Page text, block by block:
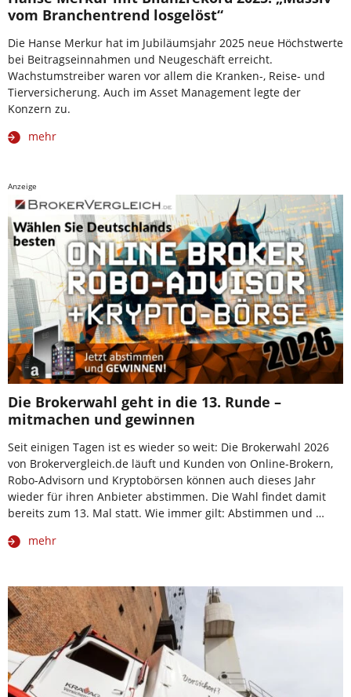
vom Branchentrend losgelöst“
Die Hanse Merkur hat im Jubiläumsjahr 2025 neue Höchstwerte
bei Beitragseinnahmen und Neugeschäft erreicht.
Wachstumstreiber waren vor allem die Kranken-, Reise- und
Tierversicherung. Auch im Asset Management legte der
Konzern zu.
mehr
Anzeige
Die Brokerwahl geht in die 13. Runde –
mitmachen und gewinnen
Seit einigen Tagen ist es wieder so weit: Die Brokerwahl 2026
von Brokervergleich.de läuft und Kunden von Online-Brokern,
Robo-Advisorn und Kryptobörsen können auch dieses Jahr
wieder für ihren Anbieter abstimmen. Die Wahl findet damit
bereits zum 13. Mal statt. Wie immer gilt: Abstimmen und …
mehr